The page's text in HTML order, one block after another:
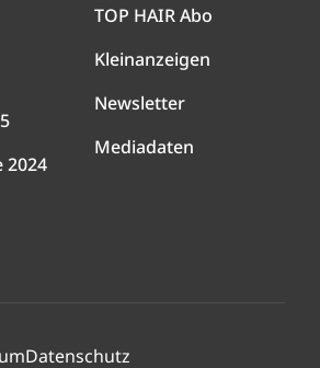
2024
TOP HAIR Abo
Kleinanzeigen
Newsletter
Mediadaten
Datenschutz